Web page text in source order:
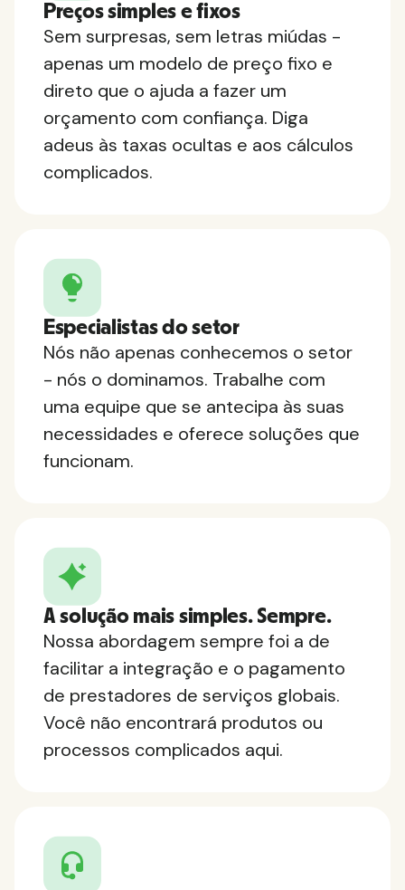
Preços simples e fixos
Sem surpresas, sem letras miúdas -
apenas um modelo de preço fixo e
direto que o ajuda a fazer um
orçamento com confiança. Diga
adeus às taxas ocultas e aos cálculos
complicados.
Especialistas do setor
Nós não apenas conhecemos o setor
- nós o dominamos. Trabalhe com
uma equipe que se antecipa às suas
necessidades e oferece soluções que
funcionam.
A solução mais simples. Sempre.
Nossa abordagem sempre foi a de
facilitar a integração e o pagamento
de prestadores de serviços globais.
Você não encontrará produtos ou
processos complicados aqui.